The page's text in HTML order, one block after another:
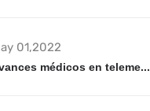
01,2022
médicos en teleme...